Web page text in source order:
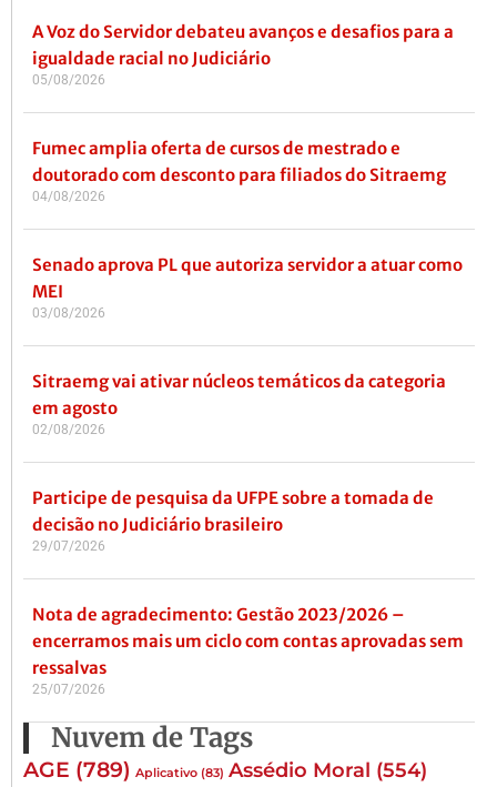
A Voz do Servidor debateu avanços e desafios para a
igualdade racial no Judiciário
05/08/2026
Fumec amplia oferta de cursos de mestrado e
doutorado com desconto para filiados do Sitraemg
04/08/2026
Senado aprova PL que autoriza servidor a atuar como
MEI
03/08/2026
Sitraemg vai ativar núcleos temáticos da categoria
em agosto
02/08/2026
Participe de pesquisa da UFPE sobre a tomada de
decisão no Judiciário brasileiro
29/07/2026
Nota de agradecimento: Gestão 2023/2026 –
encerramos mais um ciclo com contas aprovadas sem
ressalvas
25/07/2026
Nuvem de Tags
AGE (789) Aplicativo (83) Assédio Moral (554)